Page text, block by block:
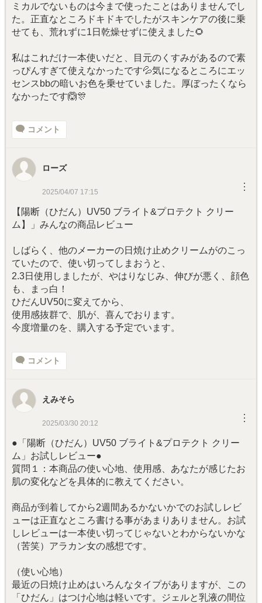
ミカルでないものは今まで使ったことはありませんでし
た。正直なところドキドキでしたがスキンケアの後に乗
せても、荒れずに1日乾燥せずに使えました🌻
私はこれだけ一本使いだと、目元のくすみがあるので素
っぴんすぎて使えなかったです💦気になるところにエッ
センスbbの暗いお色を乗せていました。厚ぼったくなら
なかったです🙆🎊
コメント
ローズ
2025/04/07 17:15 ︙
【陽断（ひだん）UV50 ブライト&プロテクト クリー
ム】」みんなの商品レビュー
しばらく、他のメーカーの日焼け止めクリームがのこっ
ていたので、使い切ってしまおうと、
2.3日使用しましたが、やはりなじみ、伸びが悪く、顔色
も、まっ白！
ひだんUV50に変えてから、
使用感抜群で、肌が、喜んでおります。
今度増量のを、購入する予定でいます。
コメント
えみそら
2025/03/30 20:12 ︙
●「陽断（ひだん）UV50 ブライト&プロテクト クリー
ム」お試しレビュー●
質問１：本商品の使い心地、使用感、あなたが感じたお
肌の変化などを具体的に教えてください。
商品が到着してから2週間あるかないかでのお試しレビ
ューは正直なところ書ける事があまりありません。お試
しレビューは一本使い切ってじゃないとわからないかな
（苦笑）アラカン女の感想です。
（使い心地）
最近の日焼け止めはいろんなタイプがありますが、この
「ひだん」はつけ心地は軽いです。ジェルと乳液の間位